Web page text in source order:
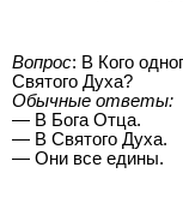
Вопрос: В Кого
Святого Духа?
Обычные ответы:
— В Бога Отца.
— В Святого Духа.
— Они все едины.